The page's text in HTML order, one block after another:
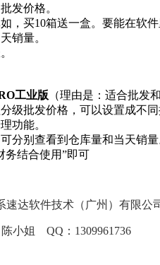
发价格。
，买10箱送一盒。要能在软件
销量。
工业版 （理由是：适合批发
级批发价格，可以设置成不同
功能。
分别查看到仓库量和当天销量
务结合使用”即可
达软件技术（广州）有限公
小姐 QQ：1309961736